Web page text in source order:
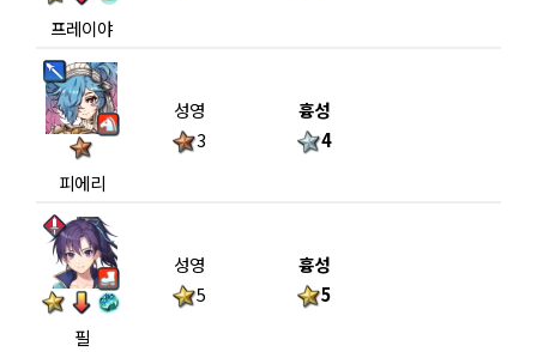
프레이야
피에리
성영
3
흉성
4
필
성영
5
흉성
5